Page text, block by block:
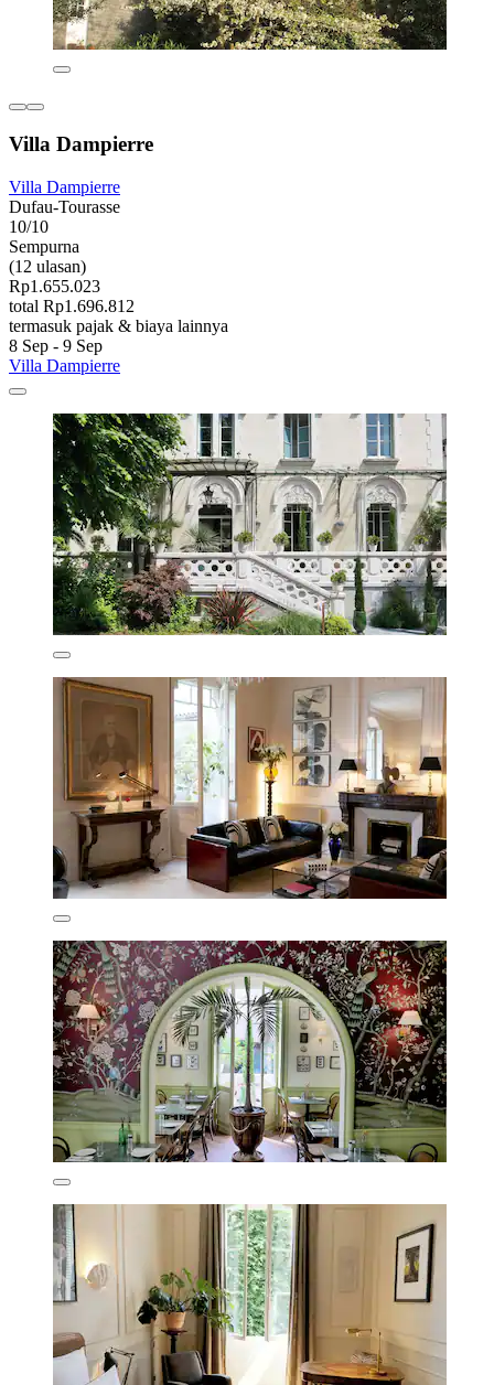
Villa Dampierre
Villa Dampierre
Dufau-Tourasse
10/10
Sempurna
(12 ulasan)
Rp1.655.023
total Rp1.696.812
termasuk pajak & biaya lainnya
8 Sep - 9 Sep
Villa Dampierre